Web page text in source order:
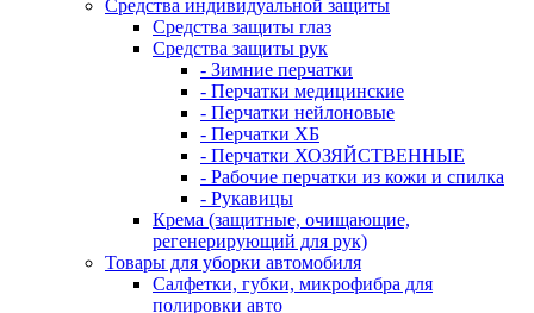
Средства индивидуальной защиты
Средства защиты глаз
Средства защиты рук
- Зимние перчатки
- Перчатки медицинские
- Перчатки нейлоновые
- Перчатки ХБ
- Перчатки ХОЗЯЙСТВЕННЫЕ
- Рабочие перчатки из кожи и спилка
- Рукавицы
Крема (защитные, очищающие,
регенерирующий для рук)
Товары для уборки автомобиля
Салфетки, губки, микрофибра для
полировки авто